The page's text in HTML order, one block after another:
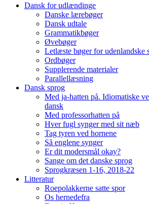
Dansk for udlændinge
Danske lærebøger
Dansk udtale
Grammatikbøger
Øvebøger
Letlæste bøger for udenlandske
Ordbøger
Supplerende materialer
Parallellæsning
Dansk sprog
Med ja-hatten på. Idiomatiske
dansk
Med professorhatten på
Hver fugl synger med sit næb
Tag tyren ved hornene
Så englene synger
Er dit modersmål okay?
Sange om det danske sprog
Sprogkræsen 1-16, 2018-22
Litteratur
Roepolakkerne satte spor
Os hernedefra